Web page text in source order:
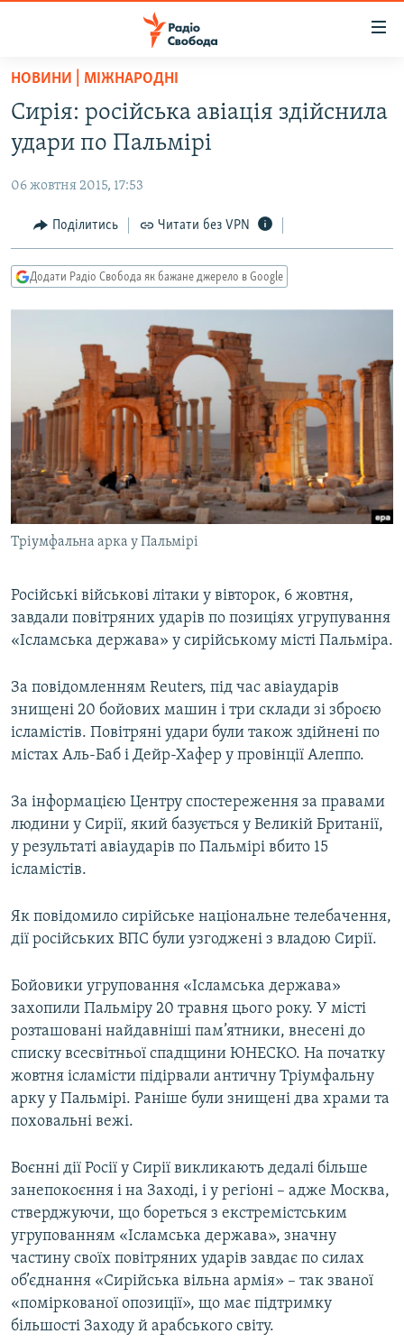
Перейти
основного
матеріалу
Перейти
до
навігації
Перейти
до
ВСЕ ЗА ДОБУ
СТАТТІ
ПОЛІТИКА
ЕКОНОМІКА
КУЛЬТУРА
ВІЙНА
РОСІЙСЬКА «ФІЛЬТРАЦІЯ»
КРИМ.РЕАЛІЇ
КИТАЙ.ВИКЛИКИ
МУЛЬТИМЕДІА
ФОТО
СПЕЦПРОЄКТИ
ПОДКАСТИ
РУС
УКР
ДОЛУЧАЙСЯ!
Усі сайти RFE/RL
НОВИНИ | МІЖНАРОДНІ
Сирія: російська авіація здійснила
удари по Пальмірі
06 жовтня 2015, 17:53
Поділитись Читати без VPN
Додати Радіо Свобода як бажане джерело в Google
Тріумфальна арка у Пальмірі
Російські військові літаки у вівторок, 6 жовтня,
завдали повітряних ударів по позиціях угрупування
«Ісламська держава» у сирійському місті Пальміра.
За повідомленням Reuters, під час авіаударів
знищені 20 бойових машин і три склади зі зброєю
ісламістів. Повітряні удари були також здійнені по
містах Аль-Баб і Дейр-Хафер у провінції Алеппо.
За інформацією Центру спостереження за правами
людини у Сирії, який базується у Великій Британії,
у результаті авіаударів по Пальмірі вбито 15
ісламістів.
Як повідомило сирійське національне телебачення,
дії російських ВПС були узгоджені з владою Сирії.
Бойовики угруповання «Ісламська держава»
захопили Пальміру 20 травня цього року. У місті
розташовані найдавніші пам’ятники, внесені до
списку всесвітньої спадщини ЮНЕСКО. На початку
жовтня ісламісти підірвали античну Тріумфальну
арку у Пальмірі. Раніше були знищені два храми та
поховальні вежі.
Воєнні дії Росії у Сирії викликають дедалі більше
занепокоєння і на Заході, і у регіоні – адже Москва,
стверджуючи, що бореться з екстремістським
угрупованням «Ісламська держава», значну
частину своїх повітряних ударів завдає по силах
об’єднання «Сирійська вільна армія» – так званої
«поміркованої опозиції», що має підтримку
більшості Заходу й арабського світу.